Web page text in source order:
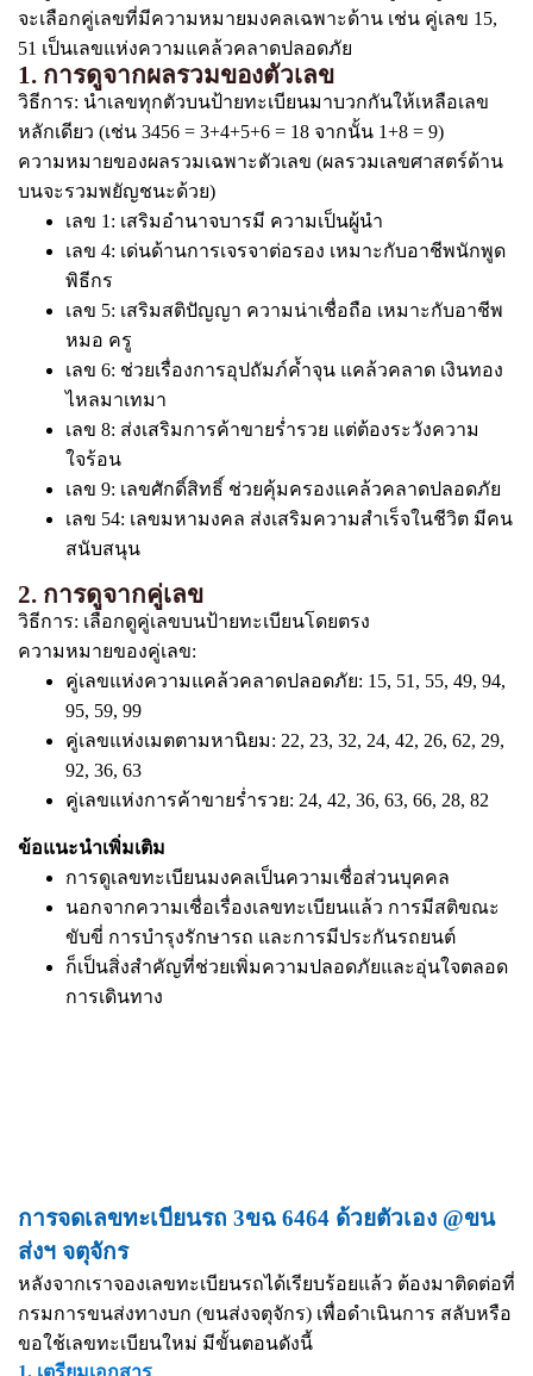
จะเลือกคู่เลขที่มีความหมายมงคลเฉพาะด้าน เช่น คู่เลข 15,
51 เป็นเลขแห่งความแคล้วคลาดปลอดภัย
1. การดูจากผลรวมของตัวเลข
วิธีการ: นำเลขทุกตัวบนป้ายทะเบียนมาบวกกันให้เหลือเลข
หลักเดียว (เช่น 3456 = 3+4+5+6 = 18 จากนั้น 1+8 = 9)
ความหมายของผลรวมเฉพาะตัวเลข (ผลรวมเลขศาสตร์ด้าน
บนจะรวมพยัญชนะด้วย)
เลข 1: เสริมอำนาจบารมี ความเป็นผู้นำ
เลข 4: เด่นด้านการเจรจาต่อรอง เหมาะกับอาชีพนักพูด
พิธีกร
เลข 5: เสริมสติปัญญา ความน่าเชื่อถือ เหมาะกับอาชีพ
หมอ ครู
เลข 6: ช่วยเรื่องการอุปถัมภ์ค้ำจุน แคล้วคลาด เงินทอง
ไหลมาเทมา
เลข 8: ส่งเสริมการค้าขายร่ำรวย แต่ต้องระวังความ
ใจร้อน
เลข 9: เลขศักดิ์สิทธิ์ ช่วยคุ้มครองแคล้วคลาดปลอดภัย
เลข 54: เลขมหามงคล ส่งเสริมความสำเร็จในชีวิต มีคน
สนับสนุน
2. การดูจากคู่เลข
วิธีการ: เลือกดูคู่เลขบนป้ายทะเบียนโดยตรง
ความหมายของคู่เลข:
คู่เลขแห่งความแคล้วคลาดปลอดภัย: 15, 51, 55, 49, 94,
95, 59, 99
คู่เลขแห่งเมตตามหานิยม: 22, 23, 32, 24, 42, 26, 62, 29,
92, 36, 63
คู่เลขแห่งการค้าขายร่ำรวย: 24, 42, 36, 63, 66, 28, 82
ข้อแนะนำเพิ่มเติม
การดูเลขทะเบียนมงคลเป็นความเชื่อส่วนบุคคล
นอกจากความเชื่อเรื่องเลขทะเบียนแล้ว การมีสติขณะ
ขับขี่ การบำรุงรักษารถ และการมีประกันรถยนต์
ก็เป็นสิ่งสำคัญที่ช่วยเพิ่มความปลอดภัยและอุ่นใจตลอด
การเดินทาง
การจดเลขทะเบียนรถ 3ขฉ 6464 ด้วยตัวเอง @ขน
ส่งฯ จตุจักร
หลังจากเราจองเลขทะเบียนรถได้เรียบร้อยแล้ว ต้องมาติดต่อที่
กรมการขนส่งทางบก (ขนส่งจตุจักร) เพื่อดำเนินการ สลับหรือ
ขอใช้เลขทะเบียนใหม่ มีขั้นตอนดังนี้
1. เตรียมเอกสาร